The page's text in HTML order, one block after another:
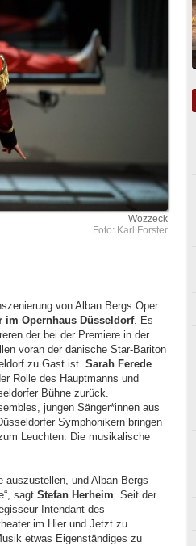
Wozzeck
Foto: Karl Forster
von Alban Bergs Oper
im Opernhaus Düsseldorf. Es
der bei der Premiere in der
voran der dänische Star-Bariton
zu Gast ist. Sarah Ferede
Rolle des Hauptmanns und
Bühne zurück.
jungen Sänger*innen aus
Symphonikern bringen
Leuchten. Die musikalische
auszustellen, und Alban Bergs
sagt Stefan Herheim. Seit der
Intendant des
im Hier und Jetzt zu
etwas Eigenständiges zu